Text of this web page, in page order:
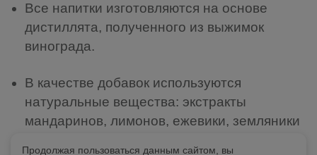
Все напитки изготовляются на основе
дистиллята, полученного из выжимок
винограда.
В качестве добавок используются
натуральные вещества: экстракты
мандаринов, лимонов, ежевики, земляники
Продолжая пользоваться данным сайтом, вы